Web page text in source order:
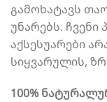
გამოხატავს
უნარებს.
აქსესუარები
სიყვარულის,
100%